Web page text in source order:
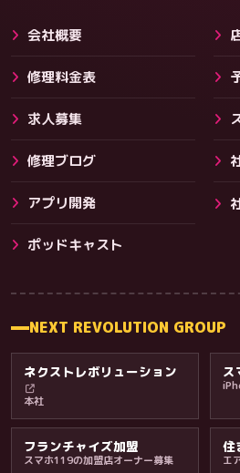
その他サービス
会社概要
修理料金表
求人募集
修理ブログ
アプリ開発
ポッドキャスト
NEXT REVOLUTION GROUP
ネクストレボリューション
本社
ス
フランチャイズ加盟
スマホ119の加盟店オーナー募集
住
エ